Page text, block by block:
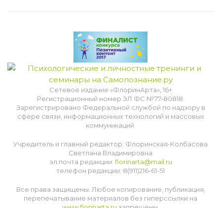
Сетевое издание «ФлоринАрта», 16+
Регистрационный номер ЭЛ ФС №77-80818.
Зарегистрировано Федеральной службой по надзору в
сфере связи, информационных технологий и массовых
коммуникаций.
Учредитель и главный редактор: Флоринская-Колбасова
Светлана Владимировна
эл.почта редакции: florinarta@mail.ru
телефон редакции: 8(911)216-61-51
Все права защищены. Любое копирование, публикация,
перепечатывание материалов без гиперссылки на